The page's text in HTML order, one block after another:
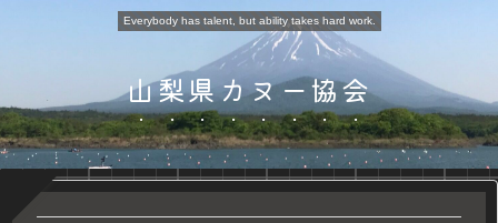
Everybody has talent, but ability takes hard work.
山梨県カヌー協会